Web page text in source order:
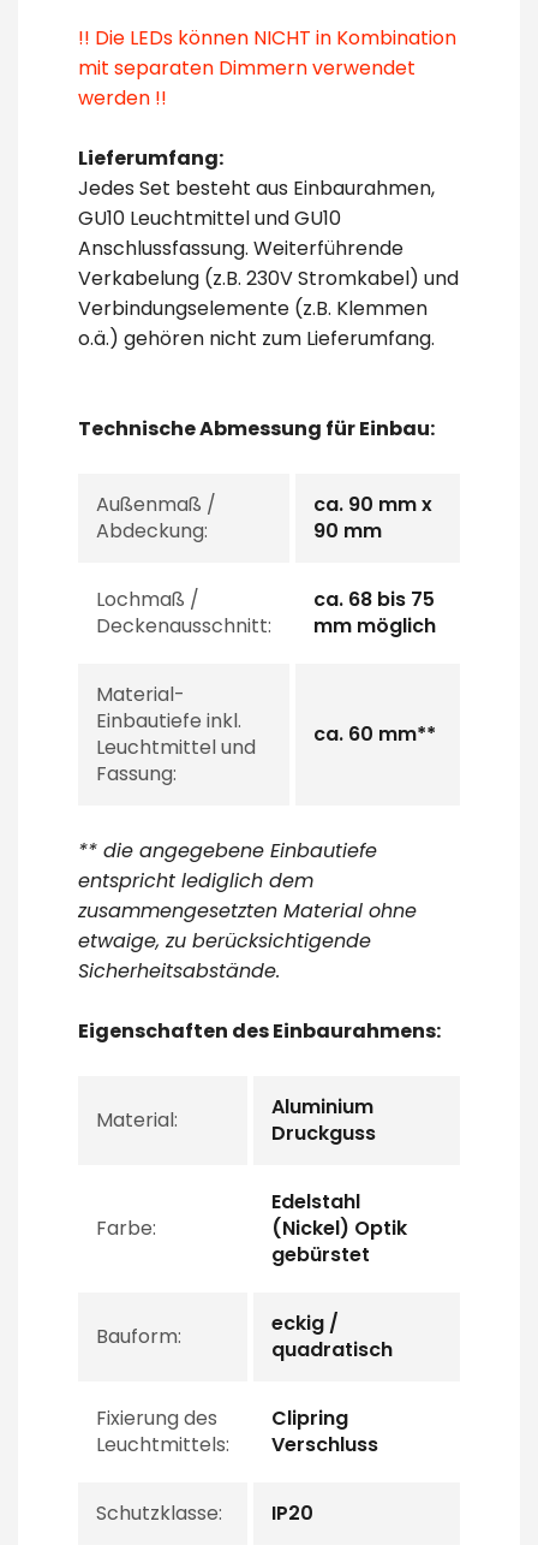
!! Die LEDs können NICHT in Kombination
mit separaten Dimmern verwendet
werden !!
Lieferumfang:
Jedes Set besteht aus Einbaurahmen,
GU10 Leuchtmittel und GU10
Anschlussfassung. Weiterführende
Verkabelung (z.B. 230V Stromkabel) und
Verbindungselemente (z.B. Klemmen
o.ä.) gehören nicht zum Lieferumfang.
Technische Abmessung für Einbau:
Außenmaß /
Abdeckung:
ca. 90 mm x
90 mm
Lochmaß /
Deckenausschnitt:
ca. 68 bis 75
mm möglich
Material-
Einbautiefe inkl.
Leuchtmittel und
Fassung:
ca. 60 mm**
** die angegebene Einbautiefe
entspricht lediglich dem
zusammengesetzten Material ohne
etwaige, zu berücksichtigende
Sicherheitsabstände.
Eigenschaften des Einbaurahmens:
Material:
Aluminium
Druckguss
Farbe:
Edelstahl
(Nickel) Optik
gebürstet
Bauform:
eckig /
quadratisch
Fixierung des
Leuchtmittels:
Clipring
Verschluss
Schutzklasse: IP20